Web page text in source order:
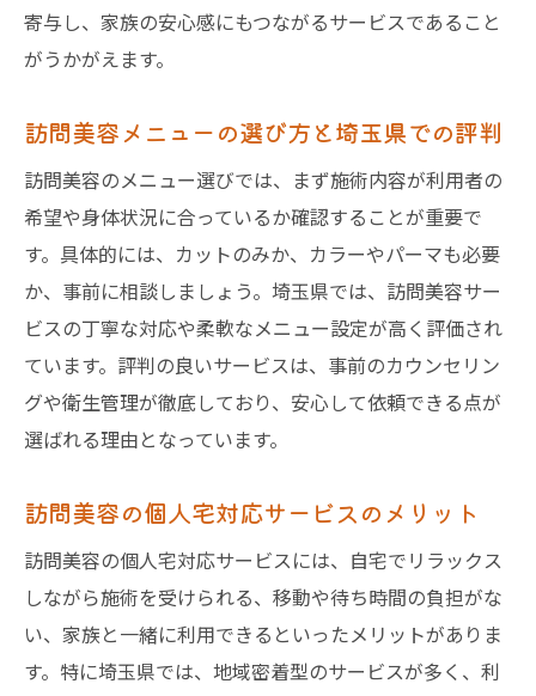
自宅で訪問美容を受けるメリットと体験談
訪問美容の個人宅向け散髪サービスの内容
寄与し、家族の安心感にもつながるサービスであること
がうかがえます。
訪問美容メニューの選び方と埼玉県での評判
訪問美容のメニュー選びでは、まず施術内容が利用者の
希望や身体状況に合っているか確認することが重要で
す。具体的には、カットのみか、カラーやパーマも必要
か、事前に相談しましょう。埼玉県では、訪問美容サー
ビスの丁寧な対応や柔軟なメニュー設定が高く評価され
ています。評判の良いサービスは、事前のカウンセリン
グや衛生管理が徹底しており、安心して依頼できる点が
選ばれる理由となっています。
訪問美容の個人宅対応サービスのメリット
訪問美容の個人宅対応サービスには、自宅でリラックス
しながら施術を受けられる、移動や待ち時間の負担がな
い、家族と一緒に利用できるといったメリットがありま
す。特に埼玉県では、地域密着型のサービスが多く、利